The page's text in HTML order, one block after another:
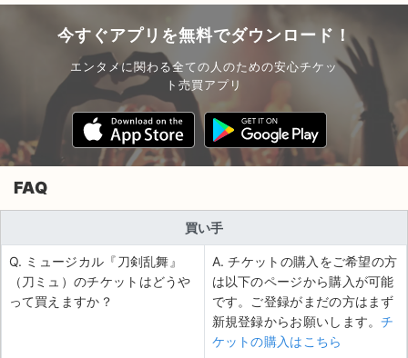
今すぐアプリを無料でダウンロード！
エンタメに関わる全ての人のための安心チケッ
ト売買アプリ
FAQ
買い手
Q. ミュージカル『刀剣乱舞』
（刀ミュ）のチケットはどうや
って買えますか？
A. チケットの購入をご希望の方
は以下のページから購入が可能
です。ご登録がまだの方はまず
新規登録からお願いします。チ
ケットの購入はこちら